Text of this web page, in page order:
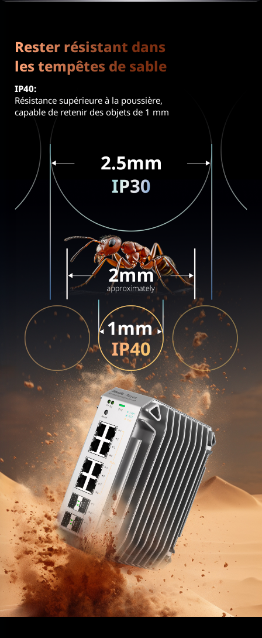
Rester résistant dans
les tempêtes de sable
IP40:
Résistance supérieure à la poussière,
capable de retenir des objets de 1 mm